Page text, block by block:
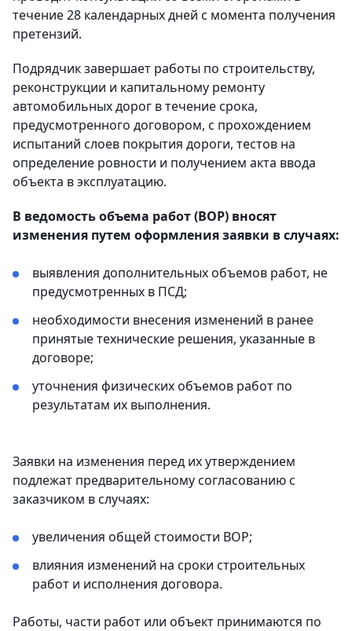
течение 28 календарных дней с момента получения
претензий.
Подрядчик завершает работы по строительству,
реконструкции и капитальному ремонту
автомобильных дорог в течение срока,
предусмотренного договором, с прохождением
испытаний слоев покрытия дороги, тестов на
определение ровности и получением акта ввода
объекта в эксплуатацию.
В ведомость объема работ (ВОР) вносят
изменения путем оформления заявки в случаях:
выявления дополнительных объемов работ, не
предусмотренных в ПСД;
необходимости внесения изменений в ранее
принятые технические решения, указанные в
договоре;
уточнения физических объемов работ по
результатам их выполнения.
Заявки на изменения перед их утверждением
подлежат предварительному согласованию с
заказчиком в случаях:
увеличения общей стоимости ВОР;
влияния изменений на сроки строительных
работ и исполнения договора.
Работы, части работ или объект принимаются по